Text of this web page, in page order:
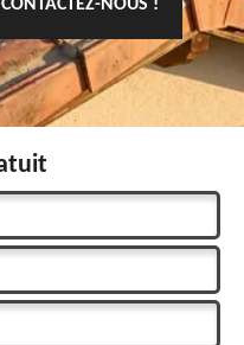
CONTACTEZ-NOUS !